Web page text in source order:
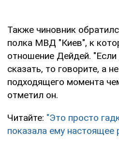
Также чиновник
полка МВД "Киев", к
отношение Дейдей. "Если
сказать, то говорите, а
подходящего момента
отметил он.
Читайте: "Это просто
показала ему настоящее